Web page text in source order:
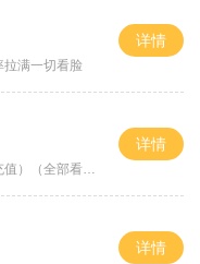
拉满一切看脸
详情
（全部看脸）
详情
详情